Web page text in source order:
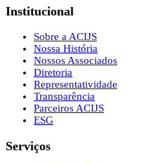
Institucional
Sobre a ACIJS
Nossa História
Nossos Associados
Diretoria
Representatividade
Transparência
Parceiros ACIJS
ESG
Serviços